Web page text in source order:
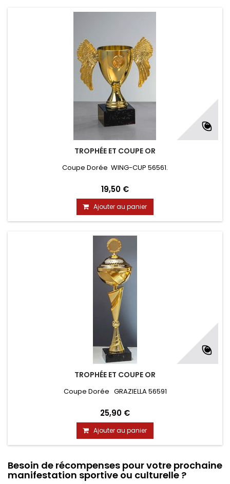
TROPHÉE ET COUPE OR
Coupe Dorée WING-CUP 56561.
19,50 €
Ajouter au panier
TROPHÉE ET COUPE OR
Coupe Dorée GRAZIELLA 56591
25,90 €
Ajouter au panier
Besoin de récompenses pour votre prochaine
manifestation sportive ou culturelle ?